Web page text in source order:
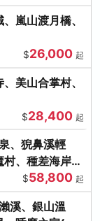
嵐山渡月橋、
$26,000 起
美山合掌村、
$28,400 起
、猊鼻溪輕
村、種差海岸
$58,800 起
溪、銀山溫